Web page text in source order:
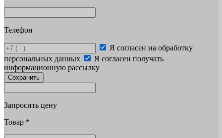
Телефон
Я согласен на обработку
персональных данных
Я согласен получать
информационную рассылку
Сохранить
Запросить цену
Товар *